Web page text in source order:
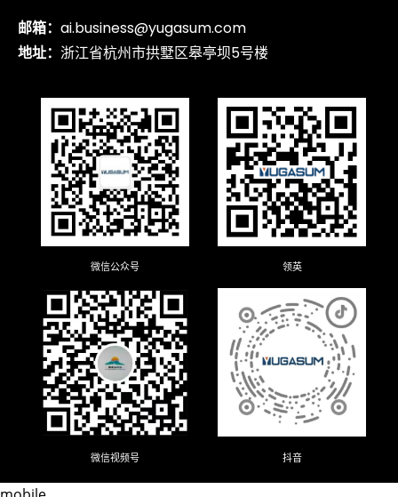
邮箱： ai.business@yugasum.com
地址： 浙江省杭州市拱墅区皋亭坝5号楼
微信公众号 领英
微信视频号 抖音